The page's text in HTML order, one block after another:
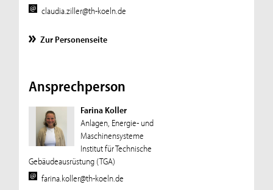
claudia.ziller@th-koeln.de
Zur Personenseite
Ansprechperson
Farina Koller
Anlagen, Energie- und
Maschinensysteme
Institut für Technische
Gebäudeausrüstung (TGA)
farina.koller@th-koeln.de